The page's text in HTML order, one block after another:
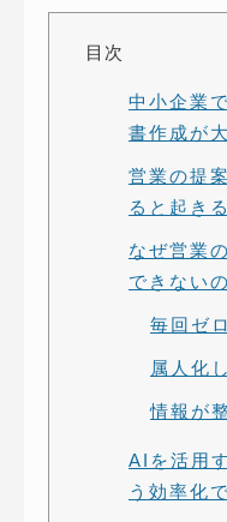
オミラボWEBでお
電話でお
目次
中小企業
書作成が
営業の提
ると起き
なぜ営業
できない
毎回ゼ
属人化
情報が
AIを活用
う効率化